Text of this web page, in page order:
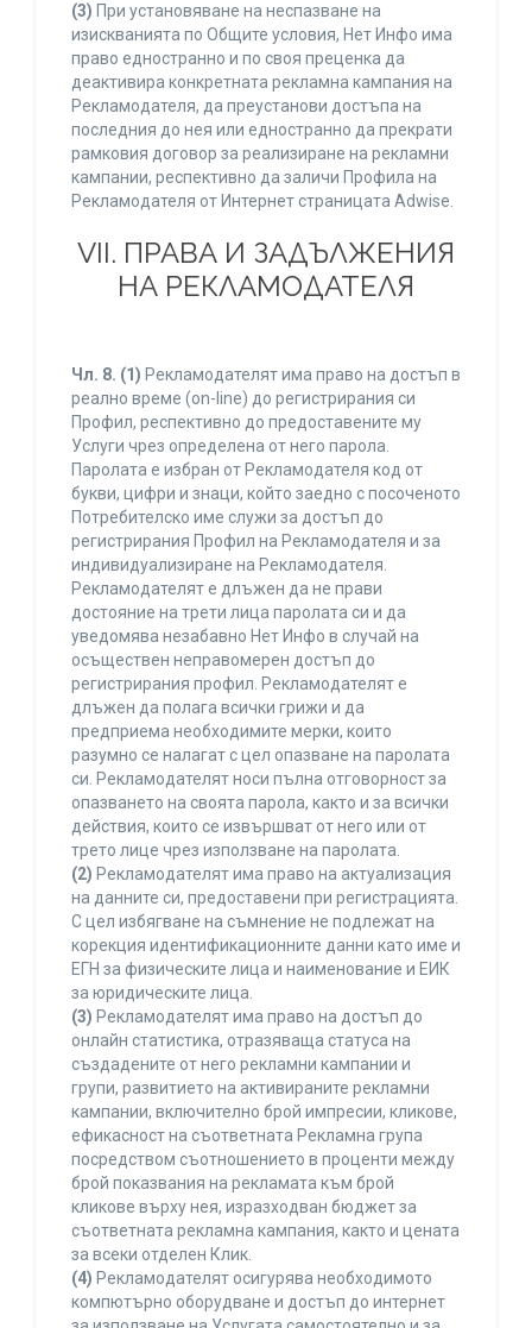
(3) При установяване на неспазване на
изискванията по Общите условия, Нет Инфо има
право едностранно и по своя преценка да
деактивира конкретната рекламна кампания на
Рекламодателя, да преустанови достъпа на
последния до нея или едностранно да прекрати
рамковия договор за реализиране на рекламни
кампании, респективно да заличи Профила на
Рекламодателя от Интернет страницата Adwise.
VII. ПРАВА И ЗАДЪЛЖЕНИЯ
НА РЕКЛАМОДАТЕЛЯ
Чл. 8. (1) Рекламодателят има право на достъп в
реално време (on-line) до регистрирания си
Профил, респективно до предоставените му
Услуги чрез определена от него парола.
Паролата е избран от Рекламодателя код от
букви, цифри и знаци, който заедно с посоченото
Потребителско име служи за достъп до
регистрирания Профил на Рекламодателя и за
индивидуализиране на Рекламодателя.
Рекламодателят е длъжен да не прави
достояние на трети лица паролата си и да
уведомява незабавно Нет Инфо в случай на
осъществен неправомерен достъп до
регистрирания профил. Рекламодателят е
длъжен да полага всички грижи и да
предприема необходимите мерки, които
разумно се налагат с цел опазване на паролата
си. Рекламодателят носи пълна отговорност за
опазването на своята парола, както и за всички
действия, които се извършват от него или от
трето лице чрез използване на паролата.
(2) Рекламодателят има право на актуализация
на данните си, предоставени при регистрацията.
С цел избягване на съмнение не подлежат на
корекция идентификационните данни като име и
ЕГН за физическите лица и наименование и ЕИК
за юридическите лица.
(3) Рекламодателят има право на достъп до
онлайн статистика, отразяваща статуса на
създадените от него рекламни кампании и
групи, развитието на активираните рекламни
кампании, включително брой импресии, кликове,
ефикасност на съответната Рекламна група
посредством съотношението в проценти между
брой показвания на рекламата към брой
кликове върху нея, изразходван бюджет за
съответната рекламна кампания, както и цената
за всеки отделен Клик.
(4) Рекламодателят осигурява необходимото
компютърно оборудване и достъп до интернет